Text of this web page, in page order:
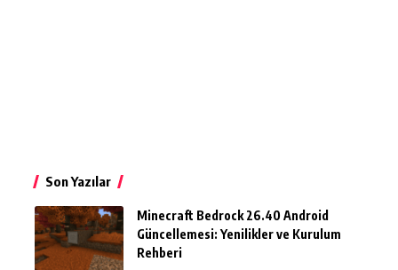
Son Yazılar
Minecraft Bedrock 26.40 Android
Güncellemesi: Yenilikler ve Kurulum
Rehberi